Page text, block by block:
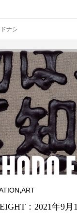
ナシ
,ART
：2021年9月